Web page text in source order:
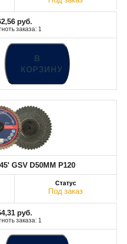
руб.
заказа: 1
В
КОРЗИНУ
GSV D50MM P120
Под заказ
руб.
заказа: 1